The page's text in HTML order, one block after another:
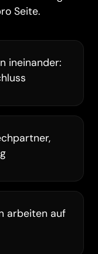
Seite.
ineinander:
arbeiten auf